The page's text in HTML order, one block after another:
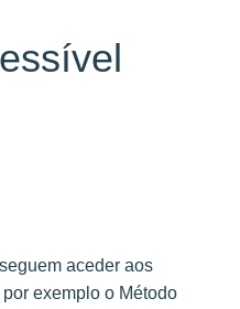
aceder aos
exemplo o Método